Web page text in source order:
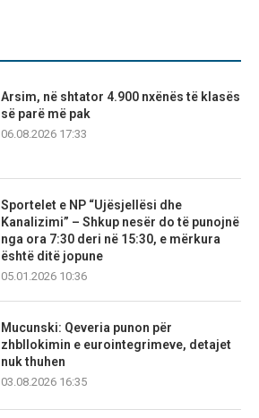
Arsim, në shtator 4.900 nxënës të klasës
së parë më pak
06.08.2026 17:33
Sportelet e NP “Ujësjellësi dhe
Kanalizimi” – Shkup nesër do të punojnë
nga ora 7:30 deri në 15:30, e mërkura
është ditë jopune
05.01.2026 10:36
Mucunski: Qeveria punon për
zhbllokimin e eurointegrimeve, detajet
nuk thuhen
03.08.2026 16:35